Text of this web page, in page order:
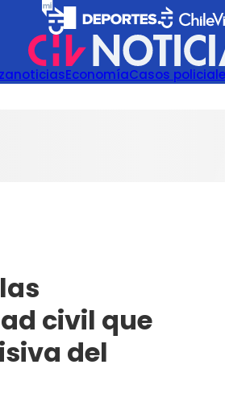
EconomíaCasos
civil que
del